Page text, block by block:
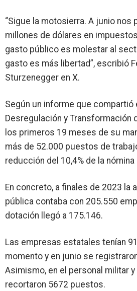
“Sigue la motosierra. A junio nos
millones de dólares en
gasto público es molestar al
gasto es más libertad”, escribió
Sturzenegger en X.
Según un informe que compartió
Desregulación y Transformación
los primeros 19 meses de su
más de 52.000 puestos de
reducción del 10,4% de la
En concreto, a finales de 2023 la
pública contaba con 205.550
dotación llegó a 175.146.
Las empresas estatales tenían
momento y en junio se
Asimismo, en el personal militar
recortaron 5672 puestos.